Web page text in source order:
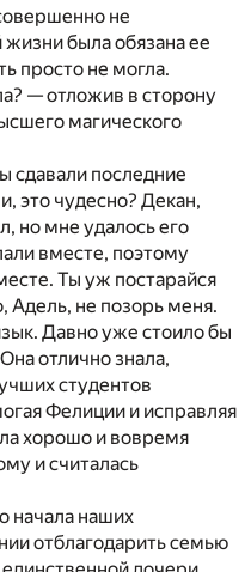
не
была обязана ее
просто не могла.
— отложив в сторону
магического
сдавали последние
это чудесно? Декан,
но мне удалось его
вместе, поэтому
Ты уж постарайся
Адель, не позорь меня.
Давно уже стоило бы
отлично знала,
студентов
Фелиции и исправляя
хорошо и вовремя
и считалась
начала наших
отблагодарить семью